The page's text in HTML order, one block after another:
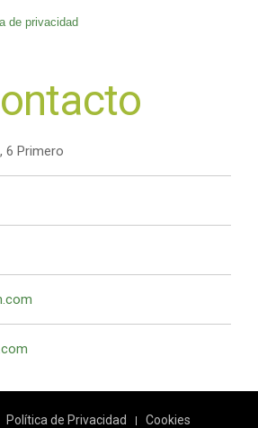
de privacidad
6 Primero
Política de Privacidad Cookies